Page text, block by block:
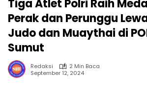
Tiga Atlet Polri Raih
Perak dan Perunggu
Judo dan Muaythai di
Sumut
Redaksi
2 Min Baca
September 12, 2024